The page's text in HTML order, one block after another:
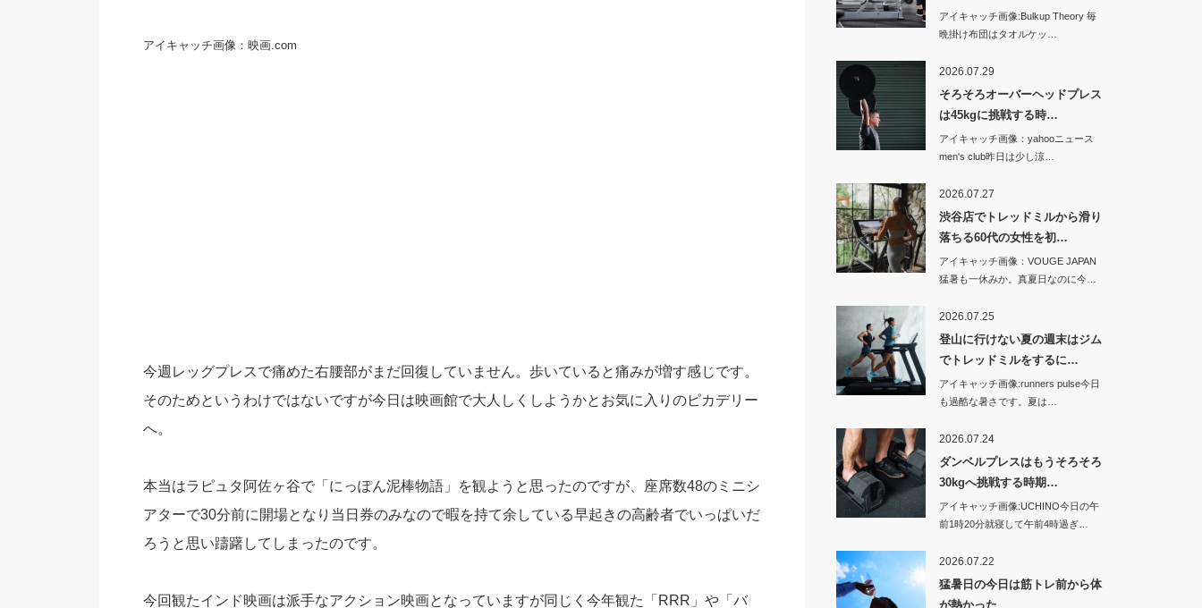
アイキャッチ画像：映画.com
今週レッグプレスで痛めた右腰部がまだ回復していません。歩いていると痛みが増す感じです。
そのためというわけではないですが今日は映画館で大人しくしようかとお気に入りのピカデリー
へ。
本当はラピュタ阿佐ヶ谷で「にっぽん泥棒物語」を観ようと思ったのですが、座席数48のミニシ
アターで30分前に開場となり当日券のみなので暇を持て余している早起きの高齢者でいっぱいだ
ろうと思い躊躇してしまったのです。
今回観たインド映画は派手なアクション映画となっていますが同じく今年観た「RRR」や「バ
アイキャッチ画像:Bulkup Theory 毎
晩掛け布団はタオルケッ…
2026.07.29
そろそろオーバーヘッドプレス
は45kgに挑戦する時…
アイキャッチ画像：yahooニュース
men's club昨日は少し涼…
2026.07.27
渋谷店でトレッドミルから滑り
落ちる60代の女性を初…
アイキャッチ画像：VOUGE JAPAN
猛暑も一休みか。真夏日なのに今…
2026.07.25
登山に行けない夏の週末はジム
でトレッドミルをするに…
アイキャッチ画像:runners pulse今日
も過酷な暑さです。夏は…
2026.07.24
ダンベルプレスはもうそろそろ
30kgへ挑戦する時期…
アイキャッチ画像:UCHINO今日の午
前1時20分就寝して午前4時過ぎ…
2026.07.22
猛暑日の今日は筋トレ前から体
が熱かった